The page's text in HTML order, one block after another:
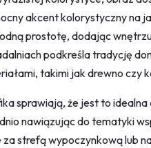
akcent kolorystyczny na
prostotę, dodając
podkreśla tradycję
takimi jak drewno czy
sprawiają, że jest to
nawiązując do tematyki
za strefą wypoczynkową lub